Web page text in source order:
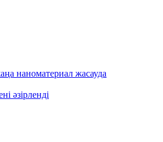
наноматериал жасауда
әзірленді